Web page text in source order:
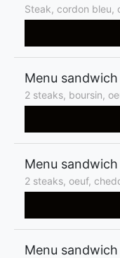
Steak, cordon bleu,
Menu
2 steaks, boursin,
Menu
2 steaks, oeuf,
Menu